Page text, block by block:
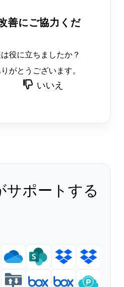
善にご協力くだ
役に立ちましたか？
がとうございます。
いいえ
サポートする